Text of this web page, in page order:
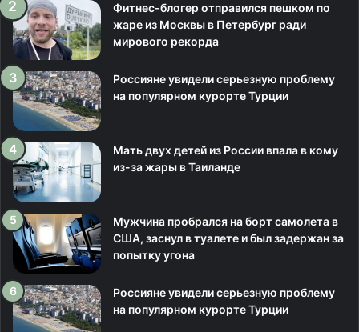
Фитнес-блогер отправился пешком по
жаре из Москвы в Петербург ради
мирового рекорда
Россияне увидели серьезную проблему
на популярном курорте Турции
Мать двух детей из России впала в кому
из-за жары в Таиланде
Мужчина пробрался на борт самолета в
США, заснул в туалете и был задержан за
попытку угона
Россияне увидели серьезную проблему
на популярном курорте Турции